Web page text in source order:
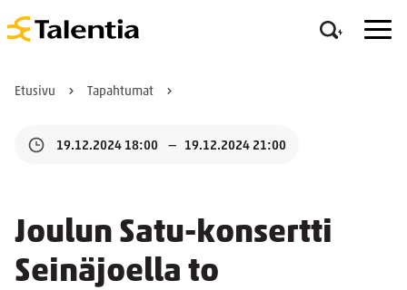
Etusivu Tapahtumat
19.12.2024 18:00 19.12.2024 21:00
Joulun Satu-konsertti
Seinäjoella to